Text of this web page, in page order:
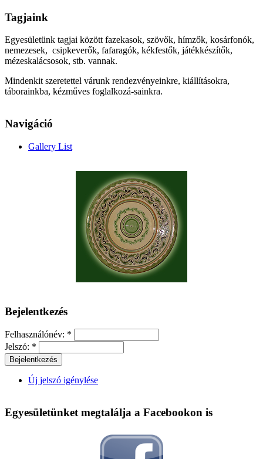
Tagjaink
Egyesületünk tagjai között fazekasok, szövők, hímzők, kosárfonók,
nemezesek, csipkeverők, fafaragók, kékfestők, játékkészítők,
mézeskalácsosok, stb. vannak.
Mindenkit szeretettel várunk rendezvényeinkre, kiállításokra,
táborainkba, kézműves foglalkozá-sainkra.
Navigáció
Gallery List
Bejelentkezés
Felhasználónév: *
Jelszó: *
Új jelszó igénylése
Egyesületünket megtalálja a Facebookon is